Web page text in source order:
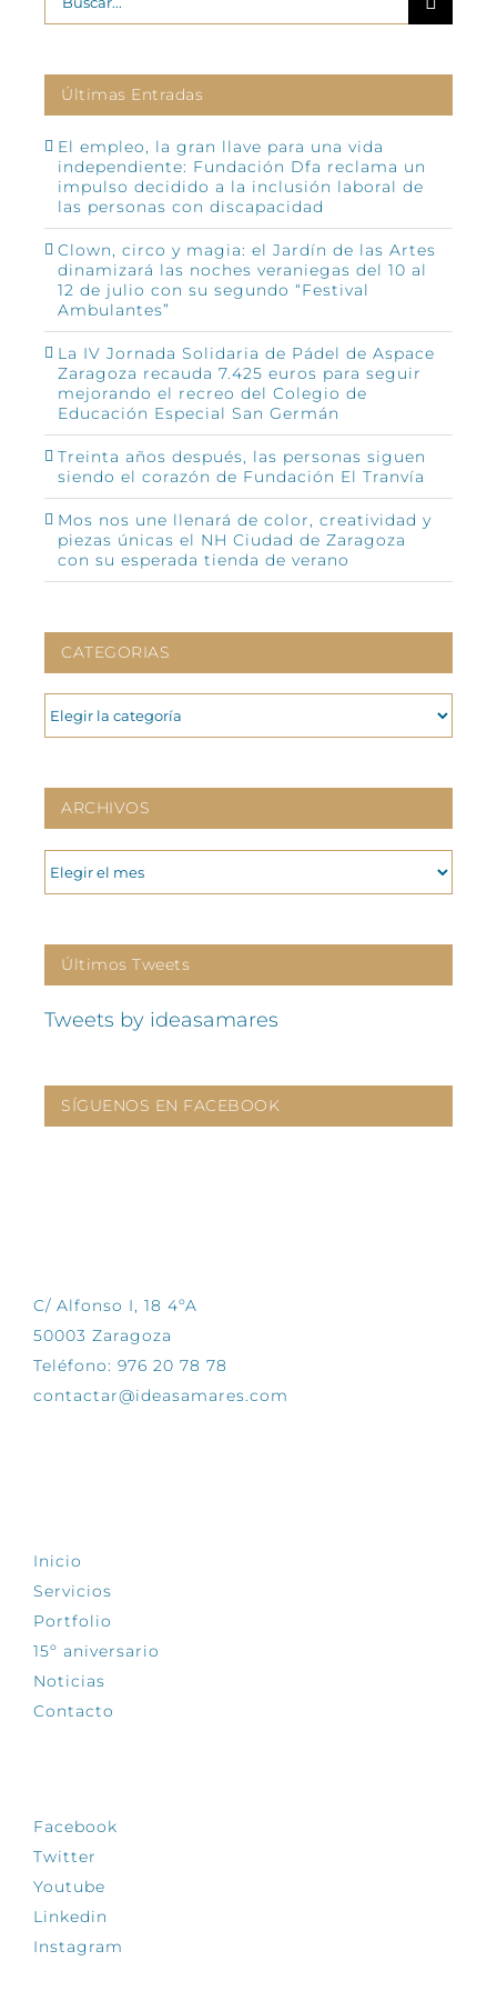
Últimas Entradas
El empleo, la gran llave para una vida
independiente: Fundación Dfa reclama un
impulso decidido a la inclusión laboral de
las personas con discapacidad
Clown, circo y magia: el Jardín de las Artes
dinamizará las noches veraniegas del 10 al
12 de julio con su segundo “Festival
Ambulantes”
La IV Jornada Solidaria de Pádel de Aspace
Zaragoza recauda 7.425 euros para seguir
mejorando el recreo del Colegio de
Educación Especial San Germán
Treinta años después, las personas siguen
siendo el corazón de Fundación El Tranvía
Mos nos une llenará de color, creatividad y
piezas únicas el NH Ciudad de Zaragoza
con su esperada tienda de verano
CATEGORIAS
CATEGORIAS
ARCHIVOS
ARCHIVOS
Últimos Tweets
Tweets by ideasamares
SÍGUENOS EN FACEBOOK
C/ Alfonso I, 18 4ºA
50003 Zaragoza
Teléfono: 976 20 78 78
contactar@ideasamares.com
Inicio
Servicios
Portfolio
15º aniversario
Noticias
Contacto
Facebook
Twitter
Youtube
Linkedin
Instagram